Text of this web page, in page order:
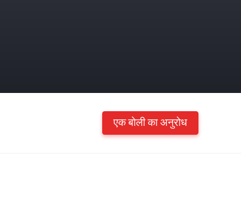
एक बोली का अनुरोध